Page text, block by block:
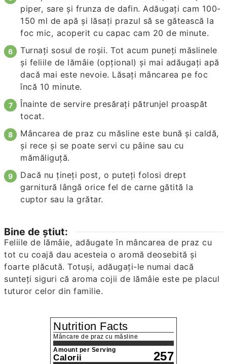
piper, sare și frunza de dafin. Adăugați cam 100-
150 ml de apă și lăsați prazul să se gătească la
foc mic, acoperit cu capac cam 20 de minute.
Turnați sosul de roșii. Tot acum puneți măslinele
și feliile de lămâie (opțional) și mai adăugați apă
dacă mai este nevoie. Lăsați mâncarea pe foc
încă 10 minute.
Înainte de servire presărați pătrunjel proaspăt
tocat.
Mâncarea de praz cu măsline este bună și caldă,
și rece și se poate servi cu pâine sau cu
mămăliguță.
Dacă nu țineți post, o puteți folosi drept
garnitură lângă orice fel de carne gătită la
cuptor sau la grătar.
Bine de știut:
Feliile de lămâie, adăugate în mâncarea de praz cu
tot cu coajă dau acesteia o aromă deosebită și
foarte plăcută. Totuși, adăugați-le numai dacă
sunteți siguri că aroma cojii de lămâie este pe placul
tuturor celor din familie.
Nutrition Facts
Mâncare de praz cu măsline
Amount per Serving
Calorii 257